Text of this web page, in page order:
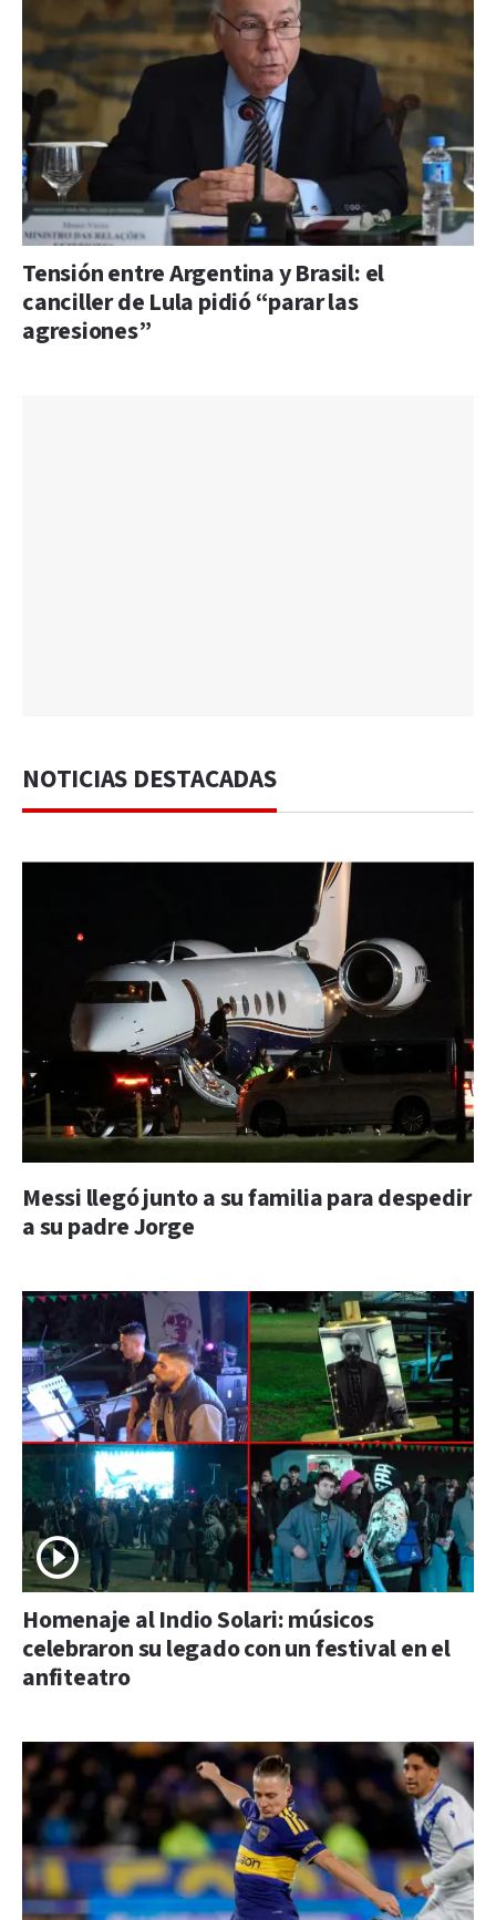
Tensión entre Argentina y Brasil: el
canciller de Lula pidió “parar las
agresiones”
NOTICIAS DESTACADAS
Messi llegó junto a su familia para despedir
a su padre Jorge
Homenaje al Indio Solari: músicos
celebraron su legado con un festival en el
anfiteatro